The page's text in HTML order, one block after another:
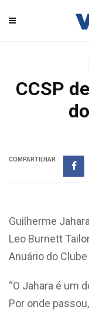
CCSP
COMPARTILHAR
Guilherme
Leo Burnett
Anuário do
“O Jahara é um
Por onde